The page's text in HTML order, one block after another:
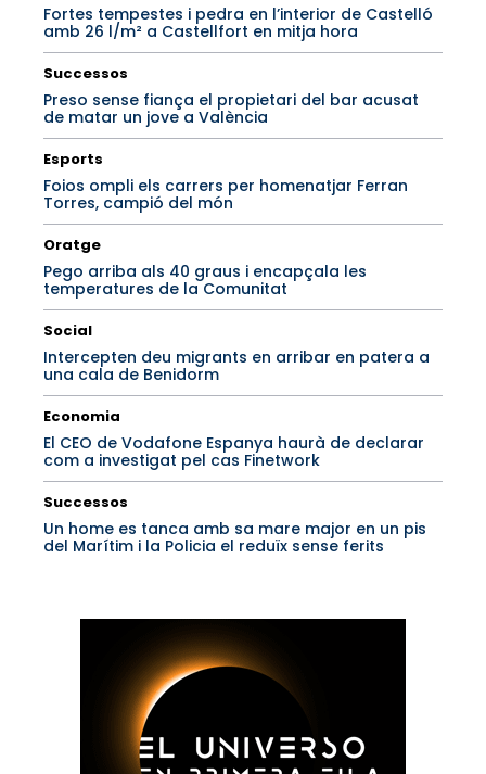
Fortes tempestes i pedra en l’interior de Castelló
amb 26 l/m² a Castellfort en mitja hora
Successos
Preso sense fiança el propietari del bar acusat
de matar un jove a València
Esports
Foios ompli els carrers per homenatjar Ferran
Torres, campió del món
Oratge
Pego arriba als 40 graus i encapçala les
temperatures de la Comunitat
Social
Intercepten deu migrants en arribar en patera a
una cala de Benidorm
Economia
El CEO de Vodafone Espanya haurà de declarar
com a investigat pel cas Finetwork
Successos
Un home es tanca amb sa mare major en un pis
del Marítim i la Policia el reduïx sense ferits